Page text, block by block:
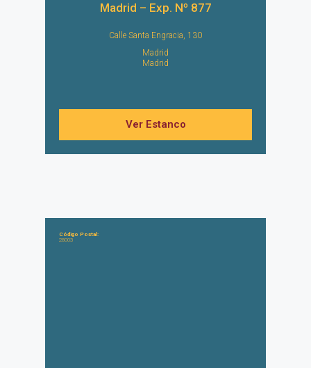
Madrid – Exp. Nº 877
Calle Santa Engracia, 130
Madrid
Madrid
Ver Estanco
Código Postal:
28003